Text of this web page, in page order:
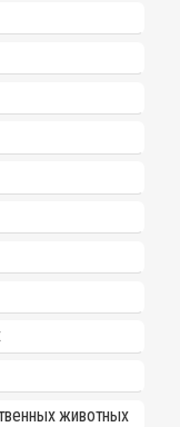
животных